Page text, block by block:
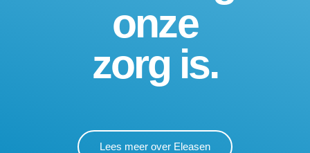
onze
zorg is.
Lees meer over Eleasen